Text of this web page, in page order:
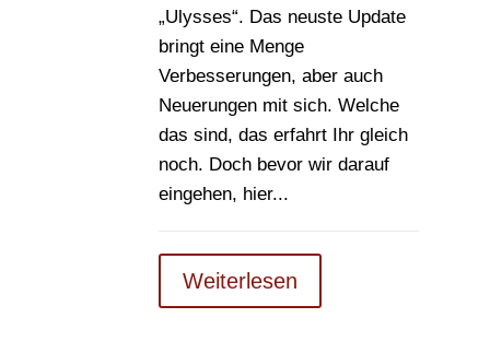
„Ulysses“. Das neuste Update
bringt eine Menge
Verbesserungen, aber auch
Neuerungen mit sich. Welche
das sind, das erfahrt Ihr gleich
noch. Doch bevor wir darauf
eingehen, hier...
Weiterlesen